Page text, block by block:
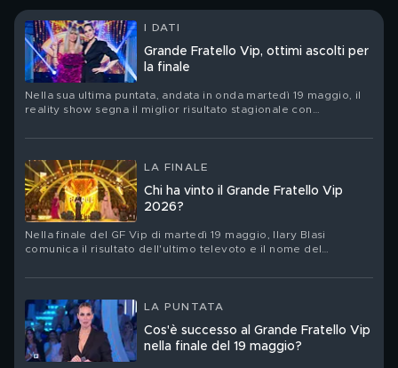
I DATI
Grande Fratello Vip, ottimi ascolti per
la finale
Nella sua ultima puntata, andata in onda martedì 19 maggio, il
reality show segna il miglior risultato stagionale con
LA FINALE
Chi ha vinto il Grande Fratello Vip
2026?
Nella finale del GF Vip di martedì 19 maggio, Ilary Blasi
comunica il risultato dell'ultimo televoto e il nome del
LA PUNTATA
Cos'è successo al Grande Fratello Vip
nella finale del 19 maggio?